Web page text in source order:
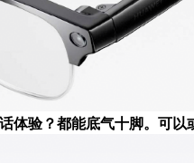
验？都能底气十脚。可以